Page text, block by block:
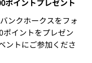
ポイントプレゼント
ンクホークスをフォ
イントをプレゼン
ントにご参加くださ